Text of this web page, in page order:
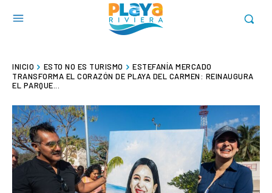
INICIO ESTO NO ES TURISMO
ESTEFANÍA MERCADO
TRANSFORMA EL CORAZÓN DE PLAYA DEL CARMEN: REINAUGURA
EL PARQUE...